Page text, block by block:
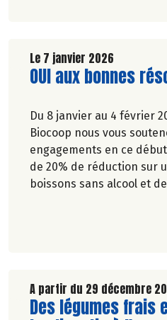
Le 7 janvier 2026
Lire la suite de
OUI aux bonnes
Du 8 janvier au 4 février
Biocoop nous vous
engagements en ce
de 20% de réduction sur
boissons sans alcool et
accompagner vers le
A partir du 29 décembre
Lire la suite de
Des légumes frais